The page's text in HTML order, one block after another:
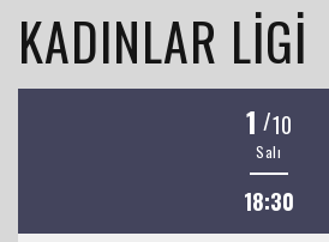
KADINLAR LIGI
1 /10
Salı
18:30